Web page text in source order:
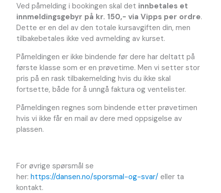
Ved påmelding i bookingen skal det innbetales et
innmeldingsgebyr på kr. 150,- via Vipps per ordre.
Dette er en del av den totale kursavgiften din, men
tilbakebetales ikke ved avmelding av kurset.
Påmeldingen er ikke bindende før dere har deltatt på
første klasse som er en prøvetime. Men vi setter stor
pris på en rask tilbakemelding hvis du ikke skal
fortsette, både for å unngå faktura og ventelister.
Påmeldingen regnes som bindende etter prøvetimen
hvis vi ikke får en mail av dere med oppsigelse av
plassen.
For øvrige spørsmål se
her:https://dansen.no/sporsmal-og-svar/ eller ta
kontakt.